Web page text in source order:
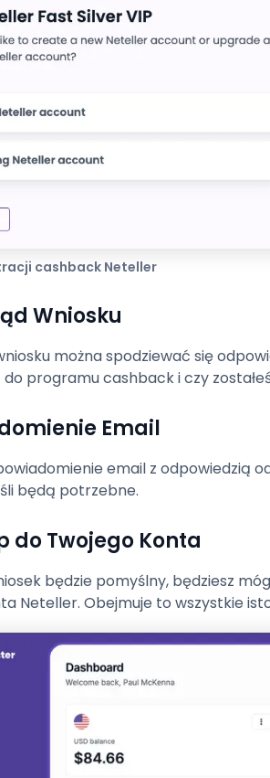
cashback Neteller
Wniosku
można spodziewać się
do programu cashback i czy
Email
email z odpowiedzią
będą potrzebne.
do Twojego Konta
będzie pomyślny, będziesz
Neteller. Obejmuje to wszystkie